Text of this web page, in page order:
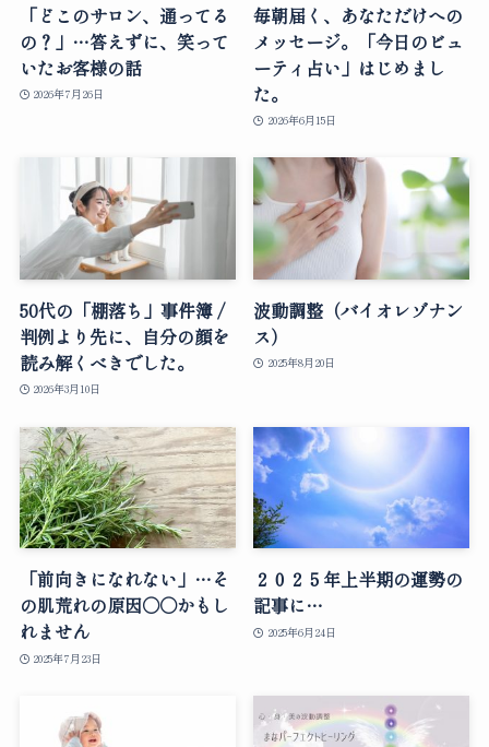
「どこのサロン、通ってる
の？」…答えずに、笑って
いたお客様の話
2026年7月26日
毎朝届く、あなただけへの
メッセージ。「今日のビュ
ーティ占い」はじめまし
た。
2026年6月15日
50代の「棚落ち」事件簿 /
判例より先に、自分の顔を
読み解くべきでした。
2026年3月10日
波動調整（バイオレゾナン
ス）
2025年8月20日
「前向きになれない」…そ
の肌荒れの原因○○かもし
れません
2025年7月23日
２０２５年上半期の運勢の
記事に…
2025年6月24日